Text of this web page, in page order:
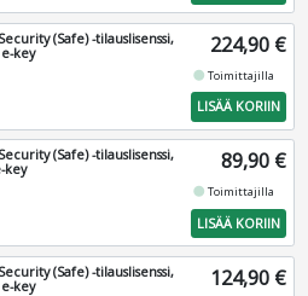
(Safe) -tilauslisenssi,
key
224,90 €
fiber_manual_recordToimittajilla
LISÄÄ KORIIN
(Safe) -tilauslisenssi,
key
89,90 €
fiber_manual_recordToimittajilla
LISÄÄ KORIIN
(Safe) -tilauslisenssi,
key
124,90 €